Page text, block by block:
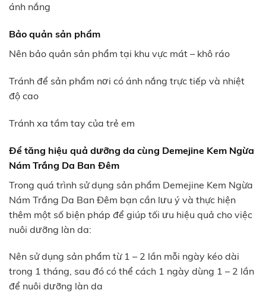
ánh nắng
Bảo quản sản phẩm
Nên bảo quản sản phẩm tại khu vực mát – khô ráo
Tránh để sản phẩm nơi có ánh nắng trực tiếp và nhiệt
độ cao
Tránh xa tầm tay của trẻ em
Để tăng hiệu quả dưỡng da cùng Demejine Kem Ngừa
Nám Trắng Da Ban Đêm
Trong quá trình sử dụng sản phẩm Demejine Kem Ngừa
Nám Trắng Da Ban Đêm bạn cần lưu ý và thực hiện
thêm một số biện pháp để giúp tối ưu hiệu quả cho việc
nuôi dưỡng làn da:
Nên sử dụng sản phẩm từ 1 – 2 lần mỗi ngày kéo dài
trong 1 tháng, sau đó có thể cách 1 ngày dùng 1 – 2 lần
để nuôi dưỡng làn da